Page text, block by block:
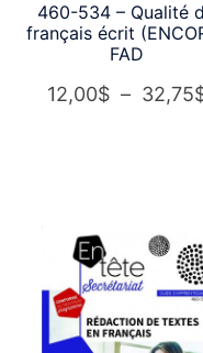
460-534 – Qualité
français écrit
FAD
12,00$ – 32,75